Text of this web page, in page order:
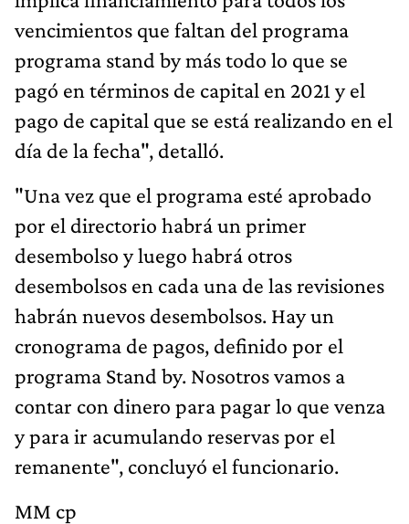
vencimientos que faltan del programa
programa stand by más todo lo que se
pagó en términos de capital en 2021 y el
pago de capital que se está realizando en el
día de la fecha", detalló.
"Una vez que el programa esté aprobado
por el directorio habrá un primer
desembolso y luego habrá otros
desembolsos en cada una de las revisiones
habrán nuevos desembolsos. Hay un
cronograma de pagos, definido por el
programa Stand by. Nosotros vamos a
contar con dinero para pagar lo que venza
y para ir acumulando reservas por el
remanente", concluyó el funcionario.
MM cp